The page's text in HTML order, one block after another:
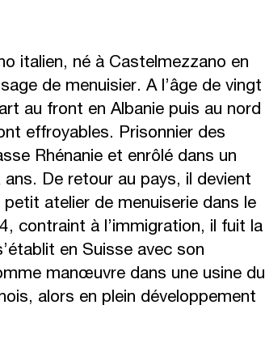
italien, né à Castelmezzano en
de menuisier. A l’âge de vingt
au front en Albanie puis au nord
effroyables. Prisonnier des
Rhénanie et enrôlé dans un
De retour au pays, il devient
atelier de menuiserie dans le
contraint à l’immigration, il fuit la
en Suisse avec son
manœuvre dans une usine du
alors en plein développement